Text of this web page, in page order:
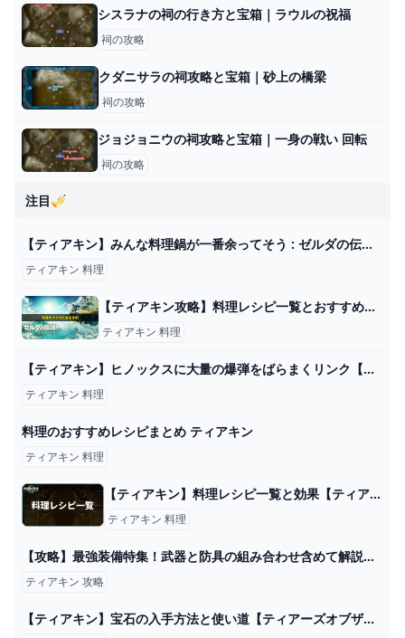
シスラナの祠の行き方と宝箱｜ラウルの祝福
祠の攻略
クダニサラの祠攻略と宝箱｜砂上の橋梁
祠の攻略
ジョジョニウの祠攻略と宝箱｜一身の戦い 回転
祠の攻略
注目🎺
【ティアキン】みんな料理鍋が一番余ってそう : ゼルダの伝説 ティアーズ オブ ザ キングダム攻略まとめ速報
ティアキン 料理
【ティアキン攻略】料理レシピ一覧とおすすめ｜やり方や金策について【ティアーズオブザキングダム】 ワイトのゲーム案内所
ティアキン 料理
【ティアキン】ヒノックスに大量の爆弾をばらまくリンク【ゼルダの伝説 ティアーズ オブ ザ キングダム】 - YouTube
ティアキン 料理
料理のおすすめレシピまとめ ティアキン
ティアキン 料理
【ティアキン】料理レシピ一覧と効果【ティアーズオブザキングダム】 - ティアキン攻略Wiki Gamerch
ティアキン 料理
【攻略】最強装備特集！武器と防具の組み合わせ含めて解説します【ゼルダの伝説ティアーズオブザキングダム/ティアキン】【ゆっくり解説】 - YouTube
ティアキン 攻略
【ティアキン】宝石の入手方法と使い道【ティアーズオブザキングダム】 - ティアキン攻略Wiki Gamerch